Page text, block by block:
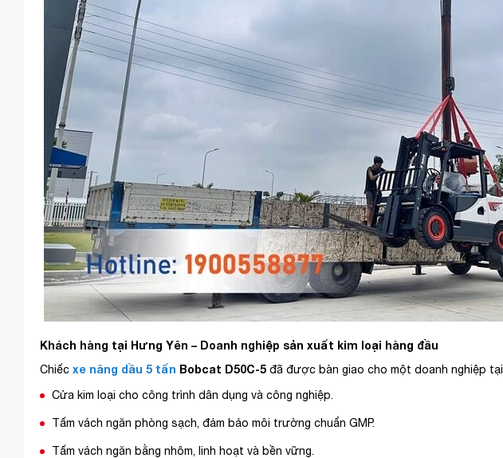
Khách hàng tại Hưng Yên – Doanh nghiệp sản xuất kim loại hàng đầu
Chiếc xe nâng dầu 5 tấn Bobcat D50C-5 đã được bàn giao cho một doanh nghiệp
Cửa kim loại cho công trình dân dụng và công nghiệp.
Tấm vách ngăn phòng sạch, đảm bảo môi trường chuẩn GMP.
Tấm vách ngăn bằng nhôm, linh hoạt và bền vững.